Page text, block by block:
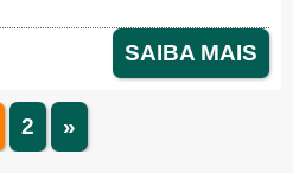
SAIBA MAIS
2 »